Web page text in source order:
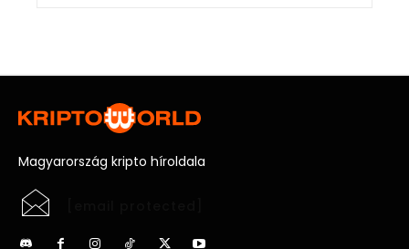
Magyarország kripto híroldala